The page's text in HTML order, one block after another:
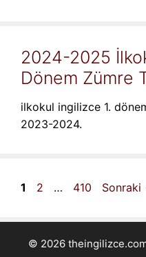
2024-2025
Dönem Zümre
ilkokul ingilizce 1.
2023-2024.
Sayfa
1 Sayfa
2 … Sayfa
410 Sonraki
© 2026